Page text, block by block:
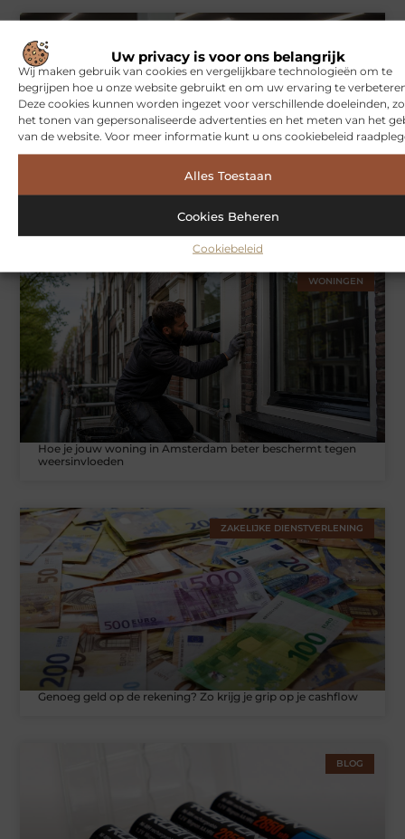
Uw privacy is voor ons belangrijk
Wij maken gebruik van cookies en vergelijkbare technologieën om te
begrijpen hoe u onze website gebruikt en om uw ervaring te
Deze cookies kunnen worden ingezet voor verschillende doeleinden,
het tonen van gepersonaliseerde advertenties en het meten van het
van de website. Voor meer informatie kunt u ons cookiebeleid
Alles Toestaan
Cookies Beheren
Cookiebeleid
WONINGEN
Hoe je jouw woning in Amsterdam beter beschermt tegen
weersinvloeden
ZAKELIJKE DIENSTVERLENING
Genoeg geld op de rekening? Zo krijg je grip op je cashflow
BLOG